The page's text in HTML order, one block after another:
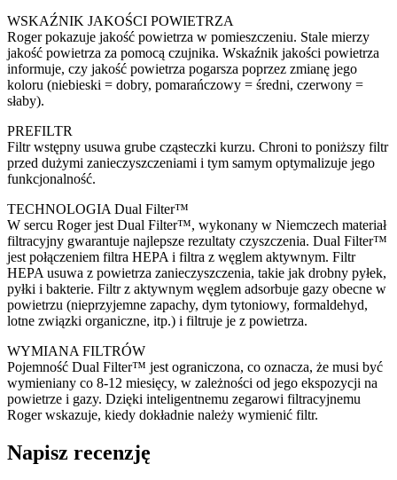
WSKAŹNIK JAKOŚCI POWIETRZA
Roger pokazuje jakość powietrza w pomieszczeniu. Stale mierzy
jakość powietrza za pomocą czujnika. Wskaźnik jakości powietrza
informuje, czy jakość powietrza pogarsza poprzez zmianę jego
koloru (niebieski = dobry, pomarańczowy = średni, czerwony =
słaby).
PREFILTR
Filtr wstępny usuwa grube cząsteczki kurzu. Chroni to poniższy filtr
przed dużymi zanieczyszczeniami i tym samym optymalizuje jego
funkcjonalność.
TECHNOLOGIA Dual Filter™
W sercu Roger jest Dual Filter™, wykonany w Niemczech materiał
filtracyjny gwarantuje najlepsze rezultaty czyszczenia. Dual Filter™
jest połączeniem filtra HEPA i filtra z węglem aktywnym. Filtr
HEPA usuwa z powietrza zanieczyszczenia, takie jak drobny pyłek,
pyłki i bakterie. Filtr z aktywnym węglem adsorbuje gazy obecne w
powietrzu (nieprzyjemne zapachy, dym tytoniowy, formaldehyd,
lotne związki organiczne, itp.) i filtruje je z powietrza.
WYMIANA FILTRÓW
Pojemność Dual Filter™ jest ograniczona, co oznacza, że musi być
wymieniany co 8-12 miesięcy, w zależności od jego ekspozycji na
powietrze i gazy. Dzięki inteligentnemu zegarowi filtracyjnemu
Roger wskazuje, kiedy dokładnie należy wymienić filtr.
Napisz recenzję